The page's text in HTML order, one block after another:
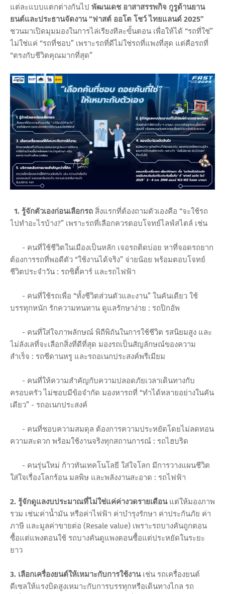
แต่ละแบบแตกต่างกันไป พัฒนเดช อาสาสรรพกิจ กูรูด้านยาน
ยนต์และประธานจัดงาน “ฟาสต์ ออโต โชว์ ไทยแลนด์ 2025”
ชวนมาเปิดมุมมองในการไล่เรียงทีละขั้นตอน เพื่อให้ได้ “รถที่ใช่”
ไม่ใช่แค่ “รถที่ชอบ” เพราะรถที่ดีไม่ใช่รถที่แพงที่สุด แต่คือรถที่
“ตรงกับชีวิตคุณมากที่สุด”
1. รู้จักตัวเองก่อนเลือกรถ สิ่งแรกที่ต้องถามตัวเองคือ “จะใช้รถ
ไปทำอะไรบ้าง?” เพราะรถที่เลือกควรตอบโจทย์ไลฟ์สไตล์ เช่น
- คนที่ใช้ชีวิตในเมืองเป็นหลัก เจอรถติดบ่อย หาที่จอดรถยาก
ต้องการรถที่พอดีตัว “ใช้งานได้จริง” จ่ายน้อย พร้อมตอบโจทย์
ชีวิตประจำวัน : รถซิตี้คาร์ และรถไฟฟ้า
- คนที่ใช้รถเพื่อ “ทั้งชีวิตส่วนตัวและงาน” ในคันเดียว ใช้
บรรทุกหนัก รักความทนทาน ดูแลรักษาง่าย : รถปิกอัพ
- คนที่ใส่ใจภาพลักษณ์ พิถีพิถันในการใช้ชีวิต รสนิยมสูง และ
ไม่ลังเลที่จะเลือกสิ่งที่ดีที่สุด มองรถเป็นสัญลักษณ์ของความ
สำเร็จ : รถซีดานหรู และรถอเนกประสงค์พรีเมียม
- คนที่ให้ความสำคัญกับความปลอดภัยเวลาเดินทางกับ
ครอบครัว ไม่ชอบมีข้อจำกัด มองหารถที่ “ทำได้หลายอย่างในคัน
เดียว” - รถอเนกประสงค์
- คนที่ชอบความสมดุล ต้องการความประหยัดโดยไม่ลดทอน
ความสะดวก พร้อมใช้งานจริงทุกสถานการณ์ : รถไฮบริด
- คนรุ่นใหม่ ก้าวทันเทคโนโลยี ใส่ใจโลก มีการวางแผนชีวิต
ใส่ใจเรื่องโลกร้อน มลพิษ และพลังงานสะอาด : รถไฟฟ้า
2. รู้จักดูแลงบประมาณที่ไม่ใช่แค่ค่างวดรายเดือนแต่ให้มองภาพ
รวม เช่น:ค่าน้ำมัน หรือค่าไฟฟ้า ค่าบำรุงรักษา ค่าประกันภัย ค่า
ภาษี และมูลค่าขายต่อ (Resale value) เพราะรถบางคันถูกตอน
ซื้อแต่แพงตอนใช้ รถบางคันดูแพงตอนซื้อแต่ประหยัดในระยะ
ยาว
3. เลือกเครื่องยนต์ให้เหมาะกับการใช้งานเช่น รถเครื่องยนต์
ดีเซลให้แรงบิดสูงเหมาะกับการบรรทุกหรือเดินทางไกล รถ